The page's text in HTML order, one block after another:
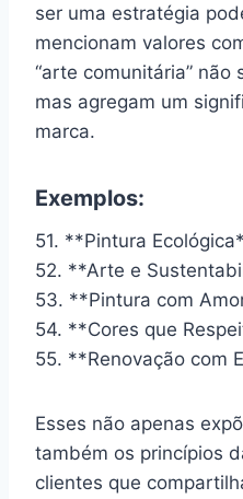
ser uma estratégia
mencionam valores
“arte comunitária” não
mas agregam um
marca.
Exemplos:
51. **Pintura
52. **Arte e
53. **Pintura com
54. **Cores que
55. **Renovação com
Esses não apenas
também os princípios
clientes que